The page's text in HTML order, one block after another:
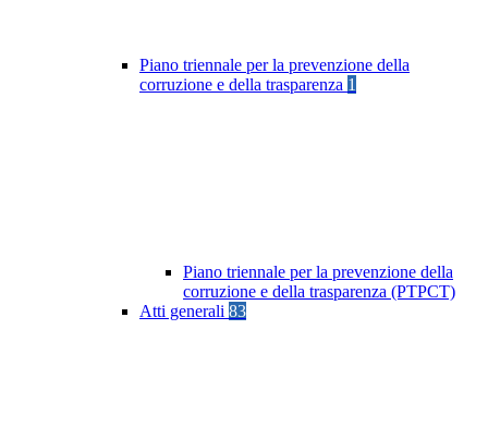
Piano triennale per la prevenzione della
corruzione e della trasparenza 1
Piano triennale per la prevenzione della
corruzione e della trasparenza (PTPCT)
Atti generali 83